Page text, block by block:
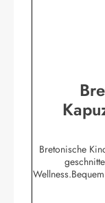
Bretonische